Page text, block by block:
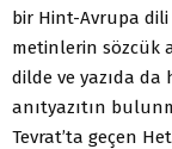
bir Hint-Avrupa dili
metinlerin sözcük
dilde ve yazıda da
anıtyazıtın
Tevrat’ta geçen